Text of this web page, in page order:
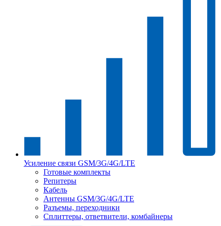
Усиление связи GSM/3G/4G/LTE
Готовые комплекты
Репитеры
Кабель
Антенны GSM/3G/4G/LTE
Разъемы, переходники
Сплиттеры, ответвители, комбайнеры